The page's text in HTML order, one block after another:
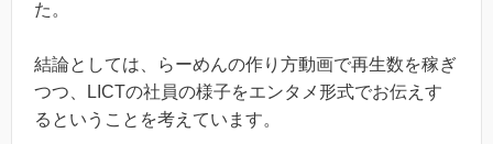
た。
結論としては、らーめんの作り方動画で再生数を稼ぎ
つつ、LICTの社員の様子をエンタメ形式でお伝えす
るということを考えています。